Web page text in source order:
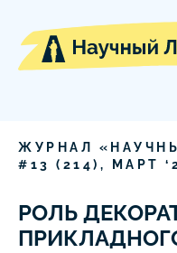
ЖУРНАЛ
# 13 ( 214), МАРТ ‘
РОЛЬ